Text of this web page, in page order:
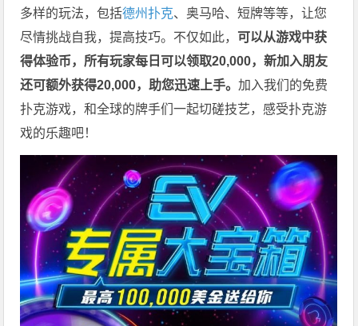
多样的玩法，包括德州扑克、奥马哈、短牌等等，让您
尽情挑战自我，提高技巧。不仅如此， 可以从游戏中获
得体验币，所有玩家每日可以领取20,000，新加入朋友
还可额外获得20,000，助您迅速上手。加入我们的免费
扑克游戏，和全球的牌手们一起切磋技艺，感受扑克游
戏的乐趣吧！